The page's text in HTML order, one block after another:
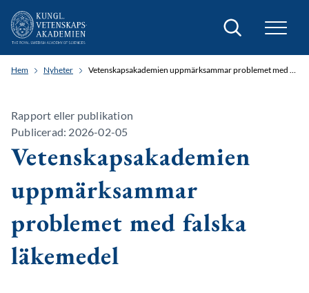
Sök
Hem Nyheter Vetenskapsakademien uppmärksammar problemet med falska läkemedel
Rapport eller publikation
Publicerad: 2026-02-05
Vetenskapsakademien
uppmärksammar
problemet med falska
läkemedel